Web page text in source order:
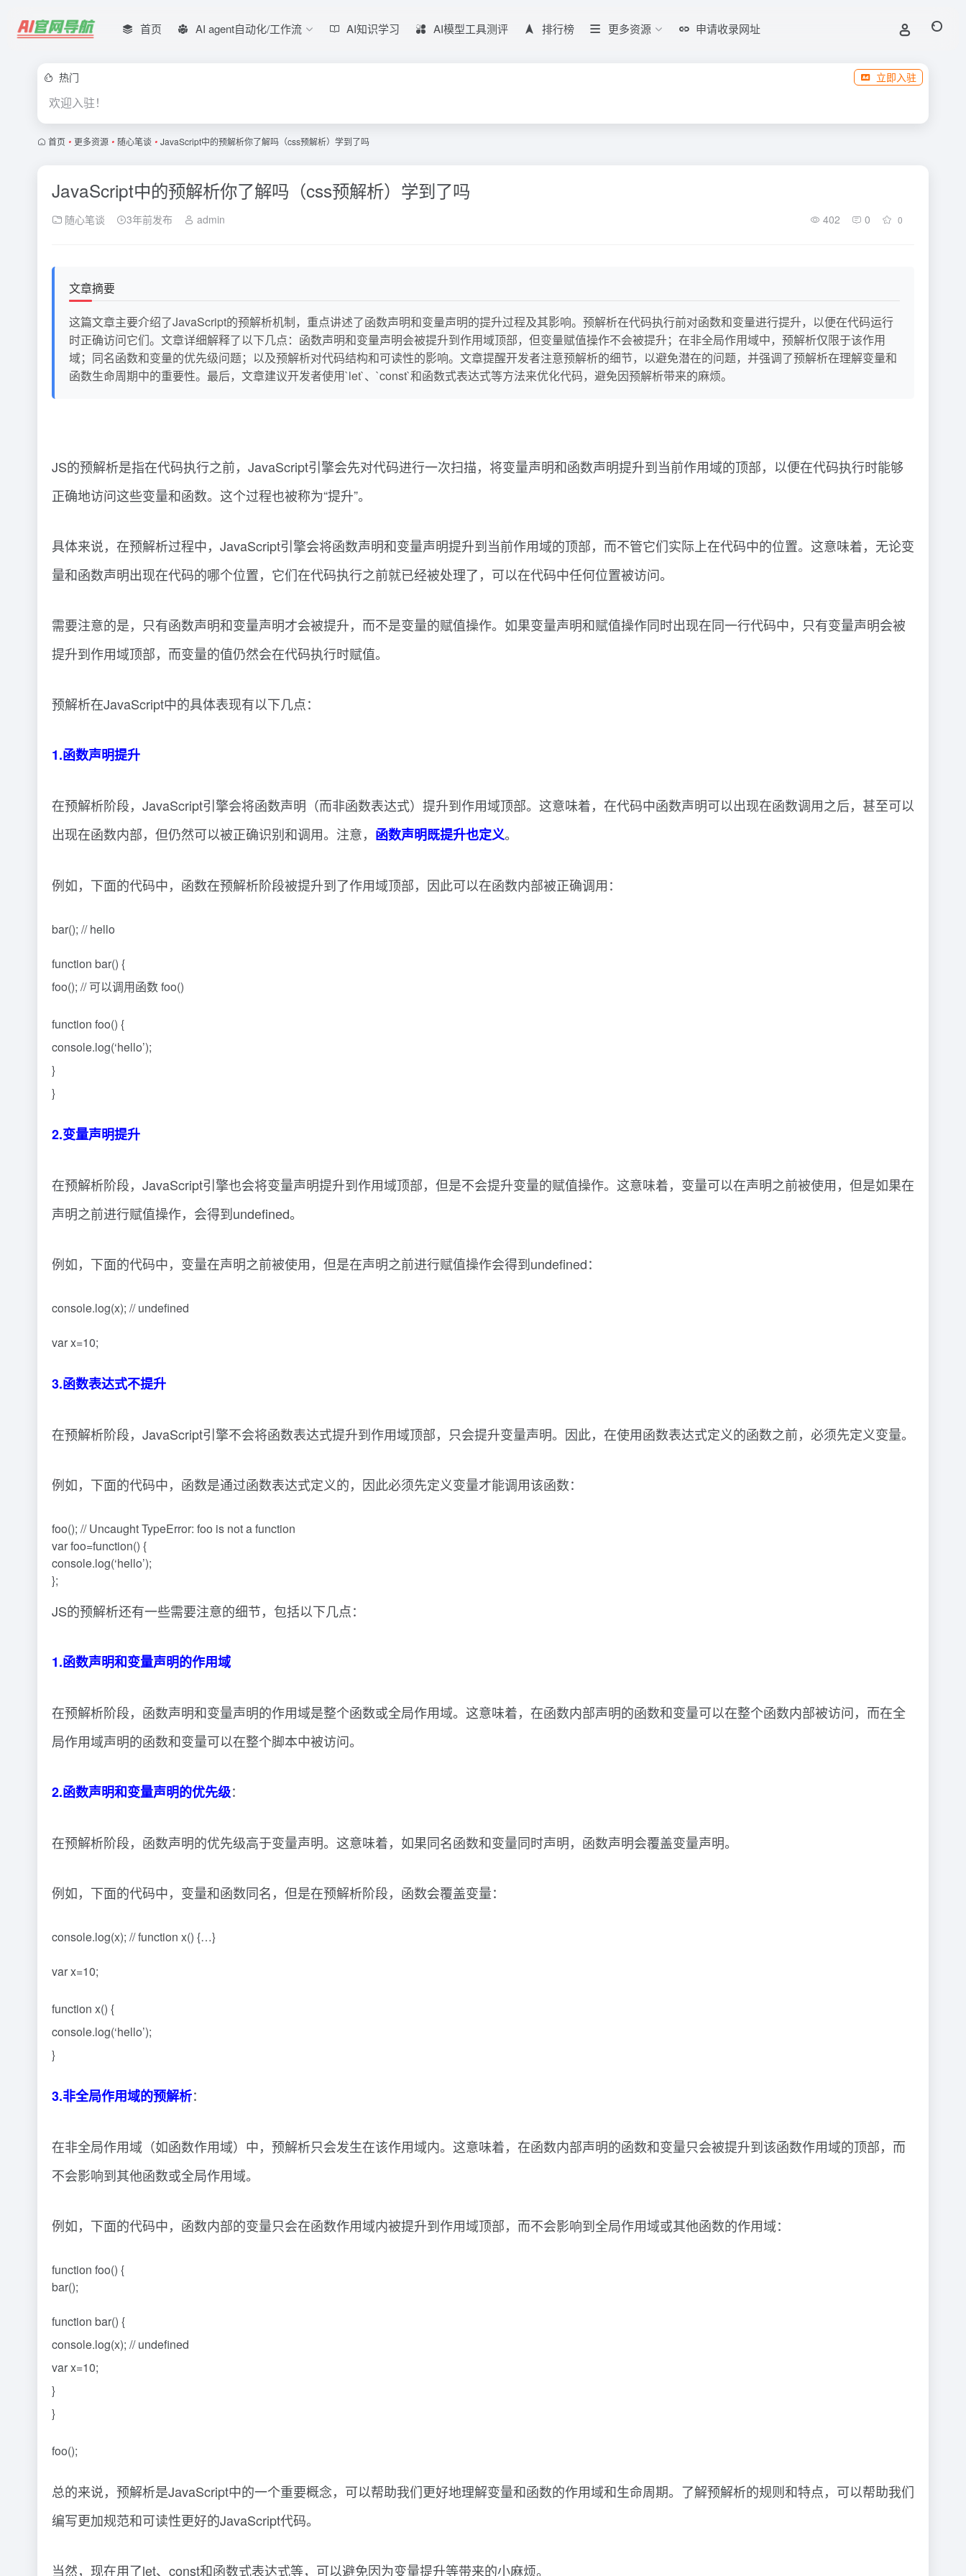
首页 AI agent自动化/工作流 AI知识学习 AI模型工具测评 排行榜 更多资源 申请收录网址
热门 立即入驻
欢迎入驻！
首页 • 更多资源 • 随心笔谈 • JavaScript中的预解析你了解吗（css预解析）学到了吗
JavaScript中的预解析你了解吗（css预解析）学到了吗
随心笔谈 3年前发布 admin 402 0 0
文章摘要
这篇文章主要介绍了JavaScript的预解析机制，重点讲述了函数声明和变量声明的提升过程及其影响。预解析在代码执行前对函数和变量进行提升，以便在代码运行
时正确访问它们。文章详细解释了以下几点：函数声明和变量声明会被提升到作用域顶部，但变量赋值操作不会被提升；在非全局作用域中，预解析仅限于该作用
域；同名函数和变量的优先级问题；以及预解析对代码结构和可读性的影响。文章提醒开发者注意预解析的细节，以避免潜在的问题，并强调了预解析在理解变量和
函数生命周期中的重要性。最后，文章建议开发者使用`let`、`const`和函数式表达式等方法来优化代码，避免因预解析带来的麻烦。
JS的预解析是指在代码执行之前，JavaScript引擎会先对代码进行一次扫描，将变量声明和函数声明提升到当前作用域的顶部，以便在代码执行时能够
正确地访问这些变量和函数。这个过程也被称为“提升”。
具体来说，在预解析过程中，JavaScript引擎会将函数声明和变量声明提升到当前作用域的顶部，而不管它们实际上在代码中的位置。这意味着，无论变
量和函数声明出现在代码的哪个位置，它们在代码执行之前就已经被处理了，可以在代码中任何位置被访问。
需要注意的是，只有函数声明和变量声明才会被提升，而不是变量的赋值操作。如果变量声明和赋值操作同时出现在同一行代码中，只有变量声明会被
提升到作用域顶部，而变量的值仍然会在代码执行时赋值。
预解析在JavaScript中的具体表现有以下几点：
1.函数声明提升
在预解析阶段，JavaScript引擎会将函数声明（而非函数表达式）提升到作用域顶部。这意味着，在代码中函数声明可以出现在函数调用之后，甚至可以
出现在函数内部，但仍然可以被正确识别和调用。注意， 函数声明既提升也定义。
例如，下面的代码中，函数在预解析阶段被提升到了作用域顶部，因此可以在函数内部被正确调用：
bar(); // hello
function bar() {
foo(); // 可以调用函数 foo()
function foo() {
console.log(‘hello’);
}
}
2.变量声明提升
在预解析阶段，JavaScript引擎也会将变量声明提升到作用域顶部，但是不会提升变量的赋值操作。这意味着，变量可以在声明之前被使用，但是如果在
声明之前进行赋值操作，会得到undefined。
例如，下面的代码中，变量在声明之前被使用，但是在声明之前进行赋值操作会得到undefined：
console.log(x); // undefined
var x=10;
3.函数表达式不提升
在预解析阶段，JavaScript引擎不会将函数表达式提升到作用域顶部，只会提升变量声明。因此，在使用函数表达式定义的函数之前，必须先定义变量。
例如，下面的代码中，函数是通过函数表达式定义的，因此必须先定义变量才能调用该函数：
foo(); // Uncaught TypeError: foo is not a function
var foo=function() {
console.log(‘hello’);
};
JS的预解析还有一些需要注意的细节，包括以下几点：
1.函数声明和变量声明的作用域
在预解析阶段，函数声明和变量声明的作用域是整个函数或全局作用域。这意味着，在函数内部声明的函数和变量可以在整个函数内部被访问，而在全
局作用域声明的函数和变量可以在整个脚本中被访问。
2.函数声明和变量声明的优先级：
在预解析阶段，函数声明的优先级高于变量声明。这意味着，如果同名函数和变量同时声明，函数声明会覆盖变量声明。
例如，下面的代码中，变量和函数同名，但是在预解析阶段，函数会覆盖变量：
console.log(x); // function x() {…}
var x=10;
function x() {
console.log(‘hello’);
}
3.非全局作用域的预解析：
在非全局作用域（如函数作用域）中，预解析只会发生在该作用域内。这意味着，在函数内部声明的函数和变量只会被提升到该函数作用域的顶部，而
不会影响到其他函数或全局作用域。
例如，下面的代码中，函数内部的变量只会在函数作用域内被提升到作用域顶部，而不会影响到全局作用域或其他函数的作用域：
function foo() {
bar();
function bar() {
console.log(x); // undefined
var x=10;
}
}
foo();
总的来说，预解析是JavaScript中的一个重要概念，可以帮助我们更好地理解变量和函数的作用域和生命周期。了解预解析的规则和特点，可以帮助我们
编写更加规范和可读性更好的JavaScript代码。
当然，现在用了let、const和函数式表达式等，可以避免因为变量提升等带来的小麻烦。